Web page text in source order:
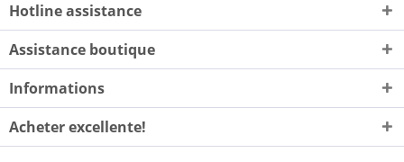
Hotline assistance
Assistance boutique
Informations
Acheter excellente!